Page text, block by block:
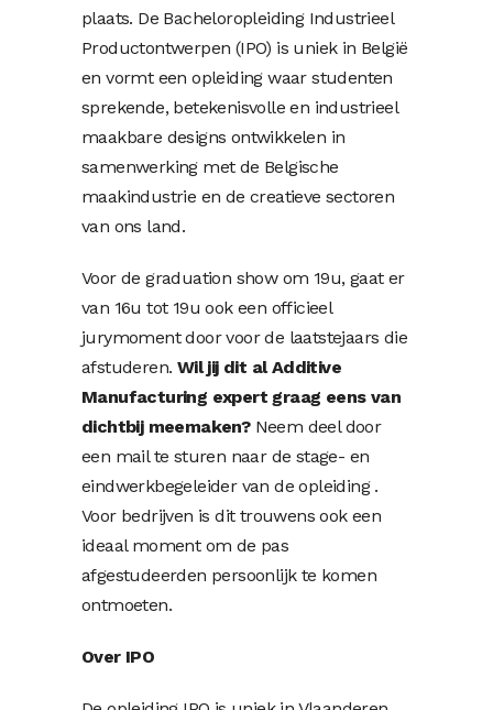
plaats. De Bacheloropleiding Industrieel
Productontwerpen (IPO) is uniek in België
en vormt een opleiding waar studenten
sprekende, betekenisvolle en industrieel
maakbare designs ontwikkelen in
samenwerking met de Belgische
maakindustrie en de creatieve sectoren
van ons land.
Voor de graduation show om 19u, gaat er
van 16u tot 19u ook een officieel
jurymoment door voor de laatstejaars die
afstuderen. Wil jij dit al Additive
Manufacturing expert graag eens van
dichtbij meemaken? Neem deel door
een mail te sturen naar de stage- en
eindwerkbegeleider van de opleiding .
Voor bedrijven is dit trouwens ook een
ideaal moment om de pas
afgestudeerden persoonlijk te komen
ontmoeten.
Over IPO